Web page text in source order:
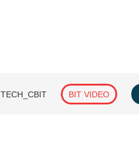
TECH_СВІТ BIT VIDEO